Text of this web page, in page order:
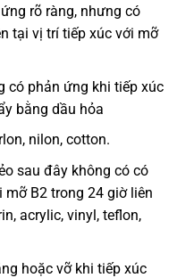
rõ ràng, nhưng có
tại vị trí tiếp xúc với mỡ
có phản ứng khi tiếp xúc
bằng dầu hỏa
nilon, cotton.
sau đây không có có
mỡ B2 trong 24 giờ liên
acrylic, vinyl, teflon,
hoặc vỡ khi tiếp xúc